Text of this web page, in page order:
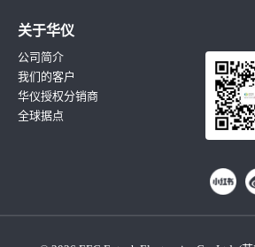
关于华仪
公司简介
我们的客户
华仪授权分销商
全球据点